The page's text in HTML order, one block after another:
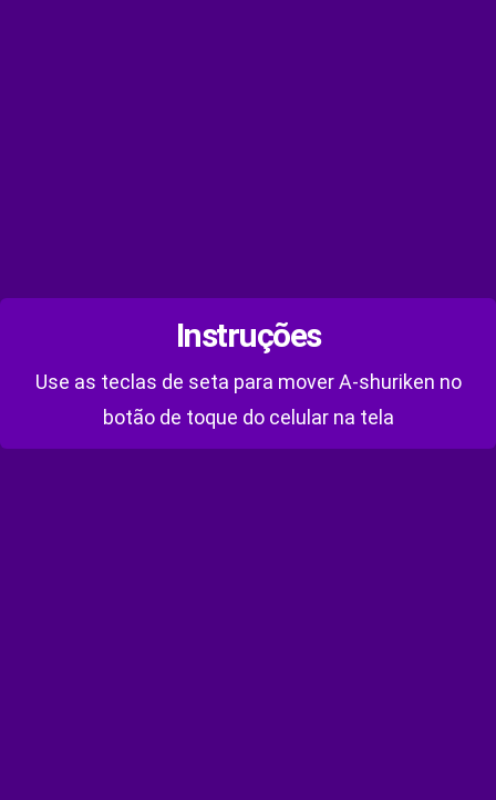
Instruções
Use as teclas de seta para mover A-shuriken no
botão de toque do celular na tela